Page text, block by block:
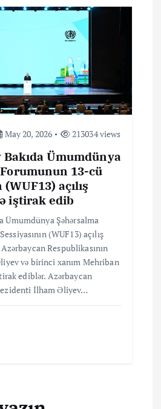
May 20, 2026 213034 views
Ümumdünya
13-cü
(WUF13) açılış
iştirak edib
Ümumdünya Şəhərsalma
(WUF13) açılış
Respublikasının
və birinci xanım Mehriban
ediblər. Azərbaycan
İlham Əliyev…